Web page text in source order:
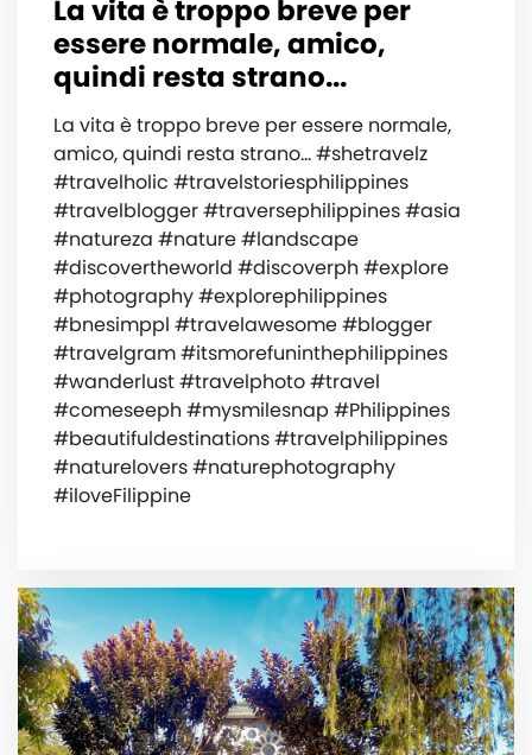
La vita è troppo breve per
essere normale, amico,
quindi resta strano...
La vita è troppo breve per essere normale,
amico, quindi resta strano... #shetravelz
#travelholic #travelstoriesphilippines
#travelblogger #traversephilippines #asia
#natureza #nature #landscape
#discovertheworld #discoverph #explore
#photography #explorephilippines
#bnesimppl #travelawesome #blogger
#travelgram #itsmorefuninthephilippines
#wanderlust #travelphoto #travel
#comeseeph #mysmilesnap #Philippines
#beautifuldestinations #travelphilippines
#naturelovers #naturephotography
#iloveFilippine